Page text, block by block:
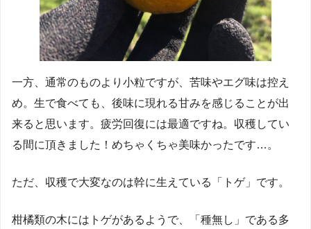
一方、通常のものより小粒ですが、苦味やエグ味は控え
め。生で食べても、後味に現れる甘みを感じることが出
来ると思います。疲労回復には最適ですね。収穫してい
る間に頂きました！めちゃくちゃ美味かったです…。
ただ、収穫で大変なのは幹に生えている「トゲ」です。
柑橘類の木にはトゲがあるようで、「種無し」である多